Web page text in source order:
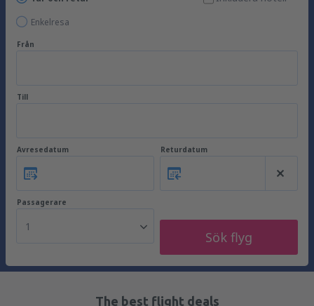
Enkelresa
Från
Till
Avresedatum Returdatum
Passagerare
1
Sök flyg
The best flight deals